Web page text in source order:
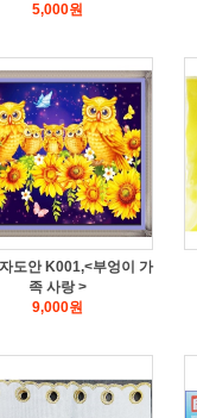
5,000원
도안 K001,<부엉이 가
족 사랑 >
9,000원